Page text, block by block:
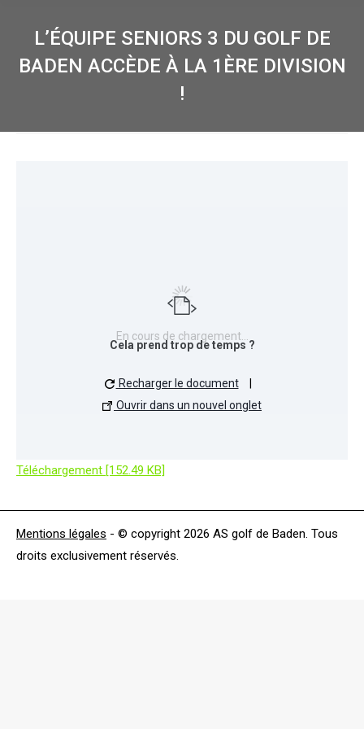
L’ÉQUIPE SENIORS 3 DU GOLF DE
BADEN ACCÈDE À LA 1ÈRE DIVISION
!
En cours de chargement…
Cela prend trop de temps ?
Recharger le document
Ouvrir dans un nouvel onglet
Téléchargement [152.49 KB]
Mentions légales - © copyright 2026 AS golf de Baden. Tous
droits exclusivement réservés.